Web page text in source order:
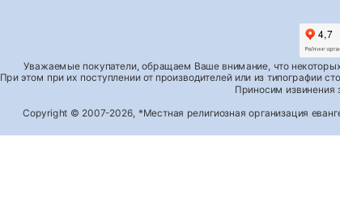
Уважаемые покупатели, обращаем Ваше внимание, что
При этом при их поступлении от производителей или из типографии
Приносим извинения
Copyright © 2007-2026, *Местная религиозная организация